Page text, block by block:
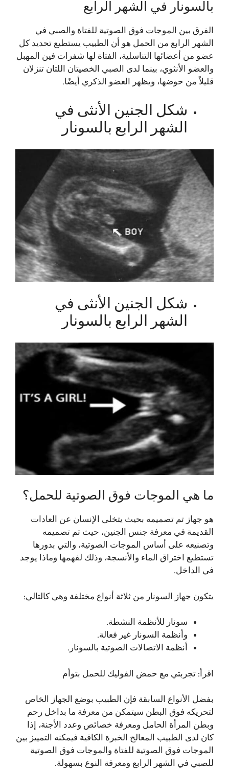
‏بالسونار في الشهر الرابع
الفرق بين الموجات فوق الصوتية للفتاة والصبي في
الشهر الرابع من الحمل هو أن الطبيب يستطيع تحديد كل
عضو من أعضائها التناسلية، الفتاة لها شفرات فين المهبل
والعضو الأنثوي، بينما لدى الصبي الخصيتان اللتان تنزلان
قليلاً من حوضها، ويظهر العضو الذكري أيضًا.
شكل الجنين الأنثى في
الشهر الرابع ‏بالسونار
شكل الجنين الأنثى في
الشهر الرابع ‏بالسونار
ما هي الموجات فوق الصوتية للحمل؟
هو جهاز تم تصميمه بحيث يتخلى الإنسان عن العادات
القديمة في معرفة جنس الجنين، حيث تم تصميمه
وتصنيعه على أساس الموجات الصوتية، والتي بدورها
تستطيع اختراق الماء والأنسجة، وذلك لفهمها وماذا يوجد
في الداخل.
يتكون جهاز السونار من ثلاثة أنواع مختلفة وهي كالتالي:
سونار للأنظمة النشطة.
وأنظمة السونار غير فعالة.
أنظمة الاتصالات الصوتية بالسونار.
اقرأ: تجربتي مع حمض الفوليك للحمل بتوأم
بفضل الأنواع السابقة فإن الطبيب بوضع الجهاز الخاص
لتحريكه فوق البطن سيتمكن من معرفة ما بداخل رحم
وبطن المرأة الحامل ومعرفة خصائص وعدد الأجنة، إذا
كان لدى الطبيب المعالج الخبرة الكافية فيمكنه التمييز بين
الموجات فوق الصوتية للفتاة والموجات فوق الصوتية
للصبي في الشهر الرابع ومعرفة النوع بسهولة.